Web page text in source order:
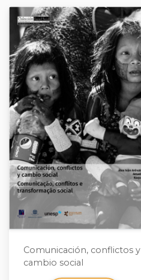
Comunicación, conflictos y
cambio social